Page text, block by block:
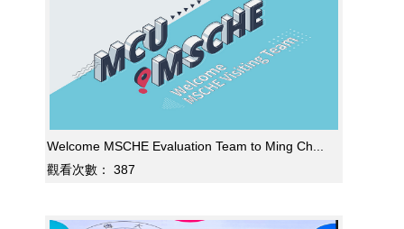
Welcome MSCHE Evaluation Team to Ming Ch...
觀看次數：
387